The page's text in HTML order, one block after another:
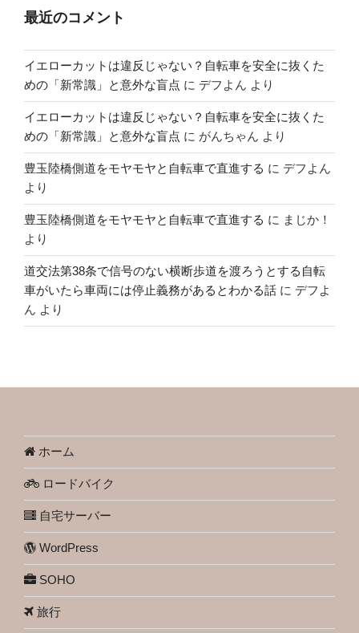
最近のコメント
イエローカットは違反じゃない？自転車を安全に抜くた
めの「新常識」と意外な盲点 に デフよん より
イエローカットは違反じゃない？自転車を安全に抜くた
めの「新常識」と意外な盲点 に がんちゃん より
豊玉陸橋側道をモヤモヤと自転車で直進する に デフよん
より
豊玉陸橋側道をモヤモヤと自転車で直進する に まじか！
より
道交法第38条で信号のない横断歩道を渡ろうとする自転
車がいたら車両には停止義務があるとわかる話 に デフよ
ん より
ホーム
ロードバイク
自宅サーバー
WordPress
SOHO
旅行